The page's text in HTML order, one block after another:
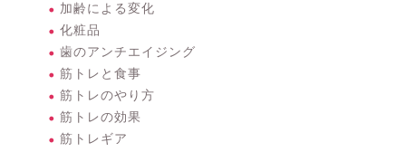
加齢による変化
化粧品
歯のアンチエイジング
筋トレと食事
筋トレのやり方
筋トレの効果
筋トレギア